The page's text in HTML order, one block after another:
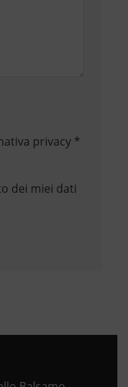
privacy*
dei miei dati